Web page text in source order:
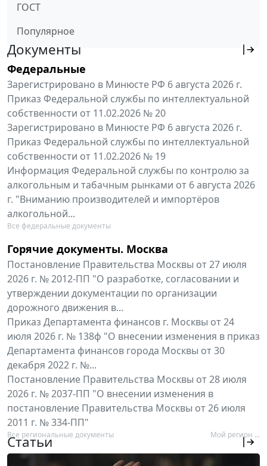
ГОСТ
Популярное
Документы
Федеральные
Зарегистрировано в Минюсте РФ 6 августа 2026 г.
Приказ Федеральной службы по интеллектуальной
собственности от 11.02.2026 № 20
Зарегистрировано в Минюсте РФ 6 августа 2026 г.
Приказ Федеральной службы по интеллектуальной
собственности от 11.02.2026 № 19
Информация Федеральной службы по контролю за
алкогольным и табачным рынками от 6 августа 2026
г. "Вниманию производителей и импортёров
алкогольной...
Все федеральные документы
Горячие документы. Москва
Постановление Правительства Москвы от 27 июля
2026 г. № 2012-ПП "О разработке, согласовании и
утверждении документации по организации
дорожного движения в...
Приказ Департамента финансов г. Москвы от 24
июля 2026 г. № 138ф "О внесении изменения в приказ
Департамента финансов города Москвы от 30
декабря 2022 г. №...
Постановление Правительства Москвы от 28 июля
2026 г. № 2037-ПП "О внесении изменения в
постановление Правительства Москвы от 26 июля
2011 г. № 334-ПП"
Все региональные документы Мой регион ...
Статьи